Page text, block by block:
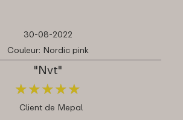
30-08-2022
Couleur: Nordic pink
"Nvt"
★★★★★
★★★★★
Client de Mepal